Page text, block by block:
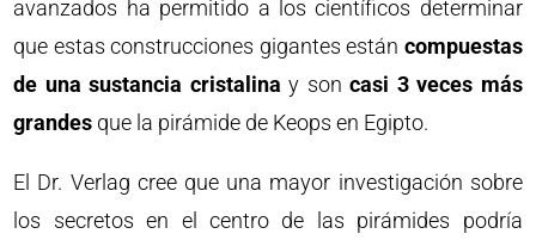
avanzados ha permitido a los científicos determinar
que estas construcciones gigantes están compuestas
de una sustancia cristalina y soncasi 3 veces más
grandes que la pirámide de Keops en Egipto.
El Dr. Verlag cree que una mayor investigación sobre
los secretos en el centro de las pirámides podría